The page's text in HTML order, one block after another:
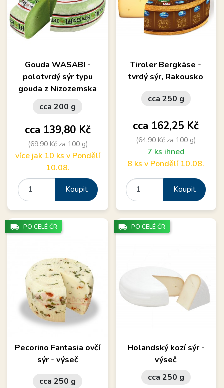
Gouda WASABI -
polotvrdý sýr typu
gouda z Nizozemska
cca 200 g
Cena
cca 139,80 Kč
(69,90 Kč za 100 g)
více jak 10 ks v Pondělí
10.08.
Koupit
Tiroler Bergkäse -
tvrdý sýr, Rakousko
cca 250 g
Cena
cca 162,25 Kč
(64,90 Kč za 100 g)
7 ks ihned
8 ks v Pondělí 10.08.
Koupit
Pecorino Fantasia ovčí
sýr - výseč
cca 250 g
local_shipping PO CELÉ ČR
Holandský kozí sýr -
výseč
cca 250 g
local_shipping PO CELÉ ČR